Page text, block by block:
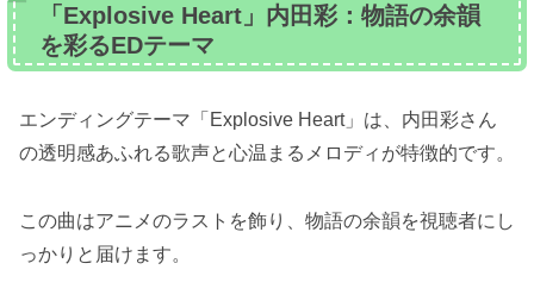
「Explosive Heart」内田彩：物語の余韻
を彩るEDテーマ
エンディングテーマ「Explosive Heart」は、内田彩さん
の透明感あふれる歌声と心温まるメロディが特徴的です。
この曲はアニメのラストを飾り、物語の余韻を視聴者にし
っかりと届けます。